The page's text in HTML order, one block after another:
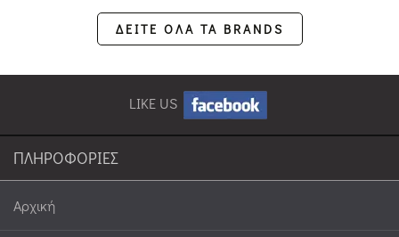
ΔΕΙΤΕ ΟΛΑ ΤΑ BRANDS
LIKE US
ΠΛΗΡΟΦΟΡΙΕΣ
Αρχική